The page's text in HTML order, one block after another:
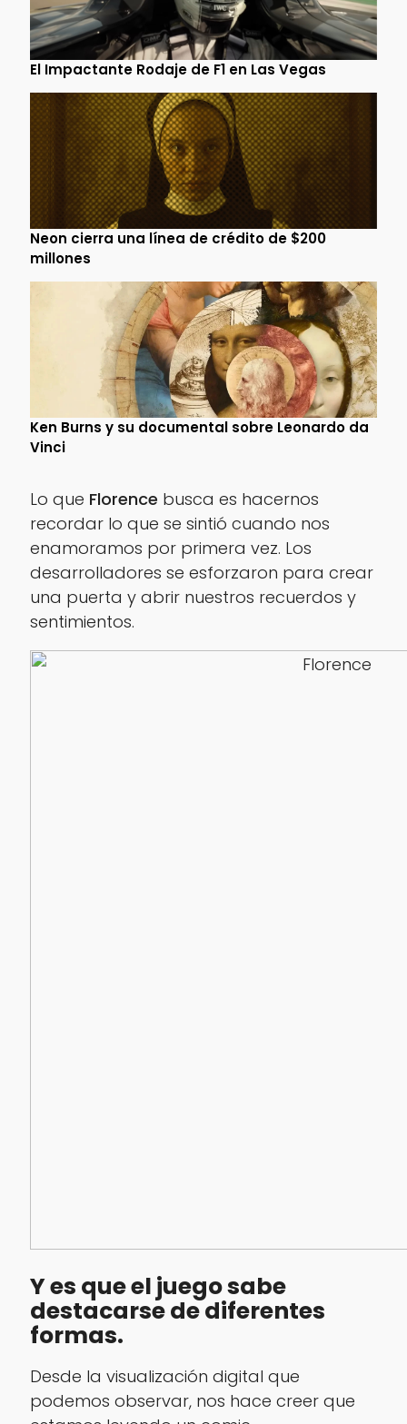
El Impactante Rodaje de F1 en Las Vegas
Neon cierra una línea de crédito de $200
millones
Ken Burns y su documental sobre Leonardo da
Vinci
Lo que Florence busca es hacernos
recordar lo que se sintió cuando nos
enamoramos por primera vez. Los
desarrolladores se esforzaron para crear
una puerta y abrir nuestros recuerdos y
sentimientos.
Y es que el juego sabe
destacarse de diferentes
formas.
Desde la visualización digital que
podemos observar, nos hace creer que